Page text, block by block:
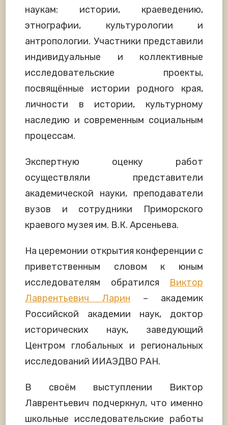
наукам: истории, краеведению,
этнографии, культурологии и
антропологии. Участники представили
индивидуальные и коллективные
исследовательские проекты,
посвящённые истории родного края,
личности в истории, культурному
наследию и современным социальным
процессам.
Экспертную оценку работ
осуществляли представители
академической науки, преподаватели
вузов и сотрудники Приморского
краевого музея им. В.К. Арсеньева.
На церемонии открытия конференции с
приветственным словом к юным
исследователям обратился Виктор
Лаврентьевич Ларин – академик
Российской академии наук, доктор
исторических наук, заведующий
Центром глобальных и региональных
исследований ИИАЭДВО РАН.
В своём выступлении Виктор
Лаврентьевич подчеркнул, что именно
школьные исследовательские работы